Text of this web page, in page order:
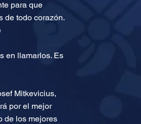
para que
de todo corazón.
en llamarlos. Es
Mitkevicius,
por el mejor
de los mejores